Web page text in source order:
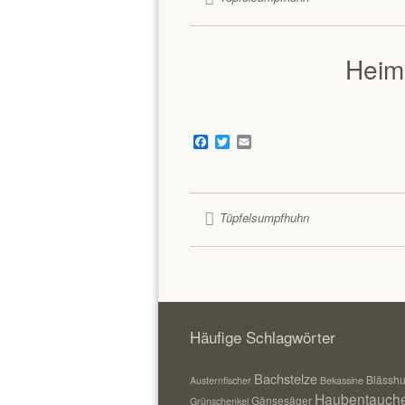
Facebook
TwitterEmail
Tüpfelsumpfhuhn
Häufige Schlagwörter
Austernfischer Bachstelze Bekassine
Grünschenkel Gänsesäger